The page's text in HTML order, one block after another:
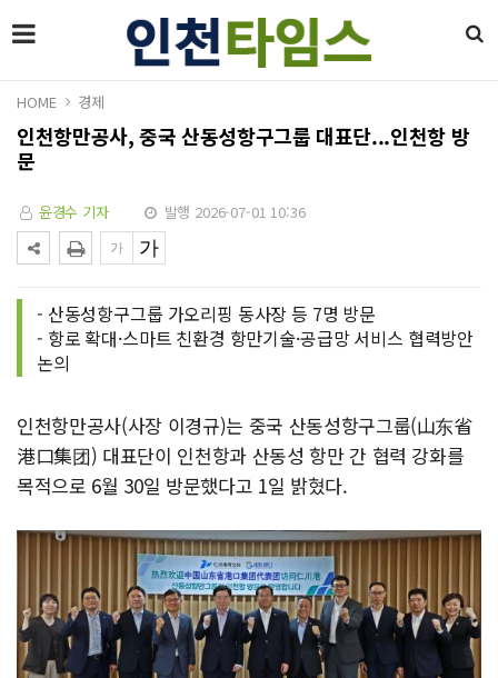
HOME 경제
인천항만공사, 중국 산동성항구그룹 대표단...인천항 방
문
윤경수 기자 발행 2026-07-01 10:36
- 산동성항구그룹 가오리핑 동사장 등 7명 방문
- 항로 확대·스마트 친환경 항만기술·공급망 서비스 협력방안
논의
인천항만공사(사장 이경규)는 중국 산동성항구그룹(⼭东省
港⼝集团) 대표단이 인천항과 산동성 항만 간 협력 강화를
목적으로 6월 30일 방문했다고 1일 밝혔다.